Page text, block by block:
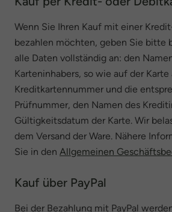
Wenn Sie Ihren Kauf mit einer
bezahlen möchten, geben Sie bitte
alle Daten vollständig an: den
Karteninhabers, so wie auf der Karte
Kreditkartennummer und die
Prüfnummer, den Namen des
Gültigkeitsdatum der Karte. Wir
dem Versand der Ware. Nähere
Sie in den Allgemeinen
Kauf über PayPal
Bei der Bezahlung mit PayPal